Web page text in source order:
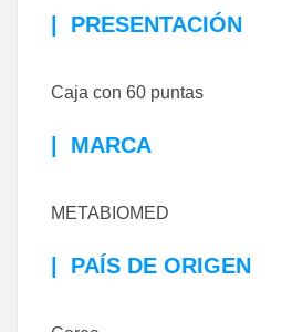
PRESENTACIÓN
Caja con 60 puntas
MARCA
METABIOMED
PAÍS DE ORIGEN